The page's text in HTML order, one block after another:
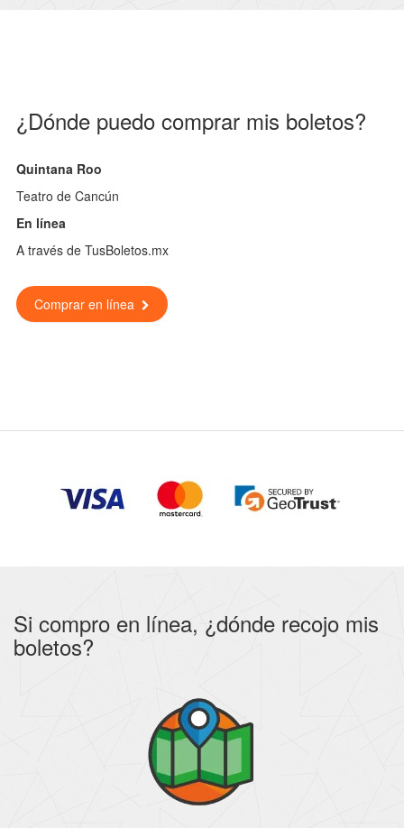
¿Dónde puedo comprar mis boletos?
Quintana Roo
Teatro de Cancún
En línea
A través de TusBoletos.mx
Comprar en línea
Si compro en línea, ¿dónde recojo mis
boletos?